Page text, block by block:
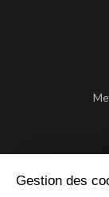
Gestion des